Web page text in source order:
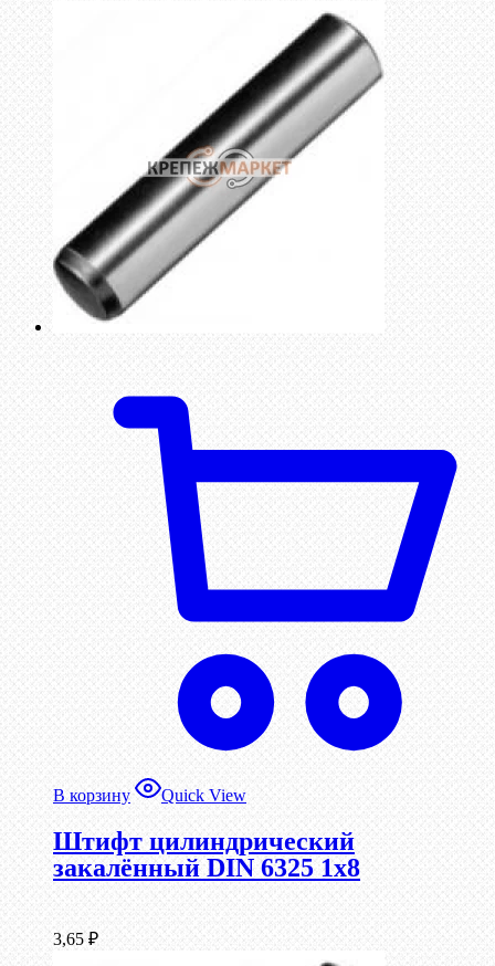
В корзину Quick View
Штифт цилиндрический
закалённый DIN 6325 1х8
3,65 ₽